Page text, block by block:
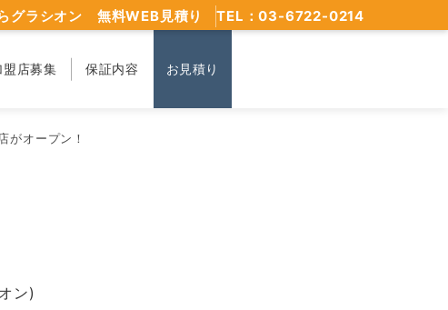
盟店募集 保証内容 お見積り
グラシオン 無料WEB見積り TEL：03-6722-0214
がオープン！
ン)